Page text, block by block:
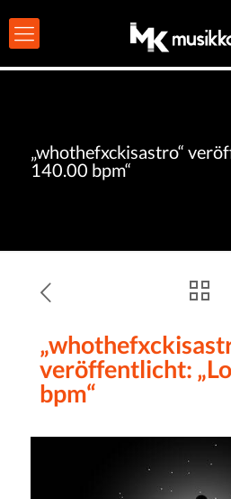
„whothefxckisastro“
140.00 bpm“
veröffentlicht:
bpm“